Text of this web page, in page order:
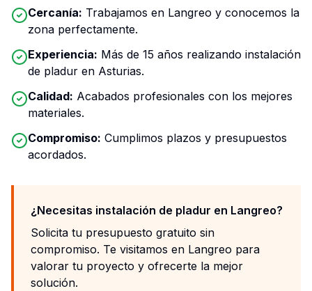
Cercanía: Trabajamos en Langreo y conocemos la
zona perfectamente.
Experiencia: Más de 15 años realizando instalación
de pladur en Asturias.
Calidad: Acabados profesionales con los mejores
materiales.
Compromiso: Cumplimos plazos y presupuestos
acordados.
¿Necesitas instalación de pladur en Langreo?
Solicita tu presupuesto gratuito sin
compromiso. Te visitamos en Langreo para
valorar tu proyecto y ofrecerte la mejor
solución.